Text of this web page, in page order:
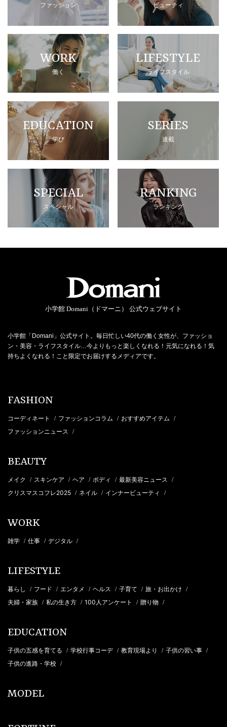
ファッション ビューティ
WORK
働く
LIFESTYLE
ライフスタイル
EDUCATION
学び
SERIES
連載
SPECIAL
スペシャル
RANKING
ランキング
小学館 Domani（ドマーニ） 公式ウェブサイト
小学館「Domani」公式サイト。毎日忙しい40代の働く女性が、ファッショ
ン・美容・ライフスタイル…今よりもっと楽しくなれる！元気になれる！気
持ちよくなれる！こと限定でお届けするメディアです。
FASHION
コーディネート / ファッションコラム / おすすめアイテム /
ファッションニュース /
BEAUTY
メイク / スキンケア / ヘア / ボディ / 最新美容ニュース /
クリスマスコフレ2025 / ネイル / インナービューティ /
WORK
雑学 / 仕事 / デジタル /
LIFESTYLE
暮らし / フード / エンタメ / ヘルス / 子育て / 旅・お出かけ /
夫婦・家族 / 私の生き方 / 100人アンケート / 贈り物 /
EDUCATION
子供の五感を育てる / 学校行事コーデ / 教育現場より / 子供の習い事 /
子供の進路・学校 /
MODEL